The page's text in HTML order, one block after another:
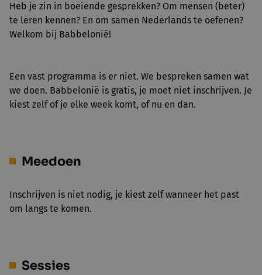
Heb je zin in boeiende gesprekken? Om mensen (beter)
te leren kennen? En om samen Nederlands te oefenen?
Welkom bij Babbelonië!
Een vast programma is er niet. We bespreken samen wat
we doen. Babbelonië is gratis, je moet niet inschrijven. Je
kiest zelf of je elke week komt, of nu en dan.
Meedoen
Inschrijven is niet nodig, je kiest zelf wanneer het past
om langs te komen.
Sessies